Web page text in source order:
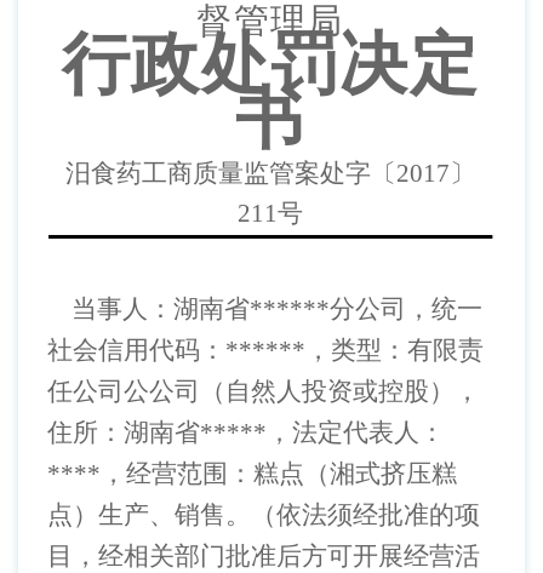
督管理局
行政处罚决定
书
汨食药工商质量监管案处字〔2017〕
211号
当事人： 湖南省******分公司 ， 统一
社会信用代码： ****** ，类型： 有限责
任公司公公司（自然人投资或控股）
，
住所： 湖南省***** ，法定代表人：
**** ， 经营范围： 糕点（湘式挤压糕
点）生产、销售。（依法须经批准的项
目，经相关部门批准后方可开展经营活